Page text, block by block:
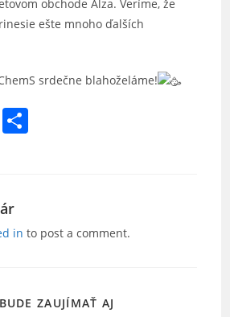
obchode Alza. Veríme, že
ešte mnoho ďalších
srdečne blahoželáme!
E
in to post a comment.
ZAUJÍMAŤ AJ